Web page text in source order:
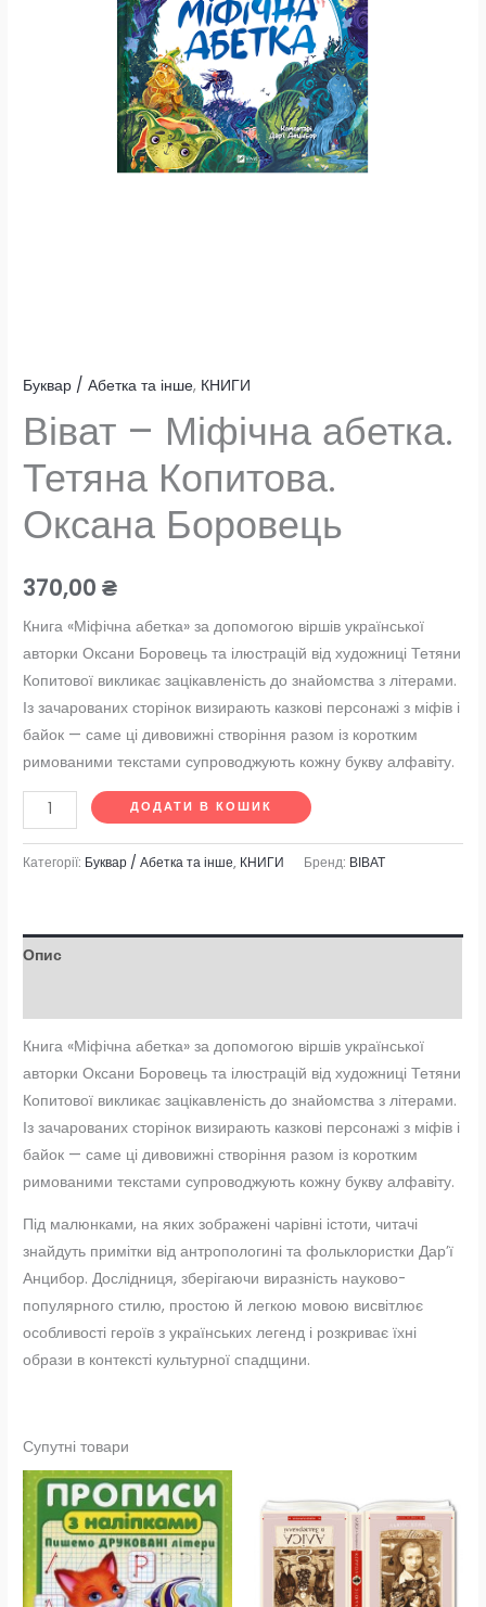
Буквар / Абетка та інше, КНИГИ
Віват – Міфічна абетка.
Тетяна Копитова.
Оксана Боровець
370,00₴
Книга «Міфічна абетка» за допомогою віршів української
авторки Оксани Боровець та ілюстрацій від художниці Тетяни
Копитової викликає зацікавленість до знайомства з літерами.
Із зачарованих сторінок визирають казкові персонажі з міфів і
байок — саме ці дивовижні створіння разом із коротким
римованими текстами супроводжують кожну букву алфавіту.
ДОДАТИ В КОШИК
Категорії: Буквар / Абетка та інше, КНИГИ Бренд: ВІВАТ
Опис
Книга «Міфічна абетка» за допомогою віршів української
авторки Оксани Боровець та ілюстрацій від художниці Тетяни
Копитової викликає зацікавленість до знайомства з літерами.
Із зачарованих сторінок визирають казкові персонажі з міфів і
байок — саме ці дивовижні створіння разом із коротким
римованими текстами супроводжують кожну букву алфавіту.
Під малюнками, на яких зображені чарівні істоти, читачі
знайдуть примітки від антропологині та фольклористки Дар’ї
Анцибор. Дослідниця, зберігаючи виразність науково-
популярного стилю, простою й легкою мовою висвітлює
особливості героїв з українських легенд і розкриває їхні
образи в контексті культурної спадщини.
Супутні товари